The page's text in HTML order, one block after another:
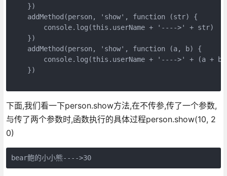
    })
    addMethod(person, 'show', function (str) {
        console.log(this.userName + '---->' + str)
    })
    addMethod(person, 'show', function (a, b) {
console.log(this.userName + '---->' + (a +
    })
下面,我们看一下person.show方法,在不传参,传了一个参数,
与传了两个参数时,函数执行的具体过程person.show(10, 2
0)
bear鲍的小小熊---->30